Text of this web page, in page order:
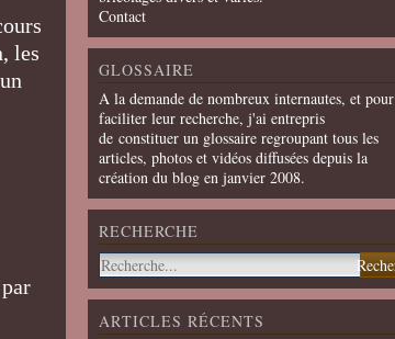
les
Contact
GLOSSAIRE
A la demande de nombreux internautes, et pour
faciliter leur recherche, j'ai entrepris
de constituer un glossaire regroupant tous les
articles, photos et vidéos diffusées depuis la
création du blog en janvier 2008.
RECHERCHE
ARTICLES RÉCENTS